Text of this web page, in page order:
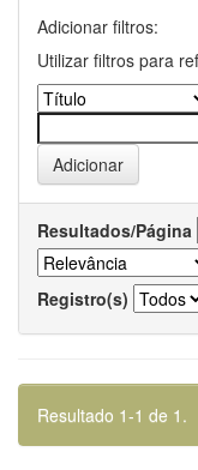
Adicionar filtros:
Utilizar filtros para
Resultados/Página
Registro(s)
Resultado 1-1 de 1.